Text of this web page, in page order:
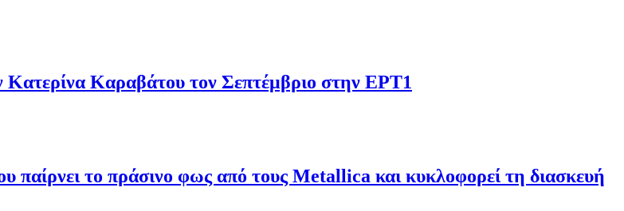
Καραβάτου τον Σεπτέμβριο στην ΕΡΤ1
το πράσινο φως από τους Metallica και κυκλοφορεί τη διασκευή